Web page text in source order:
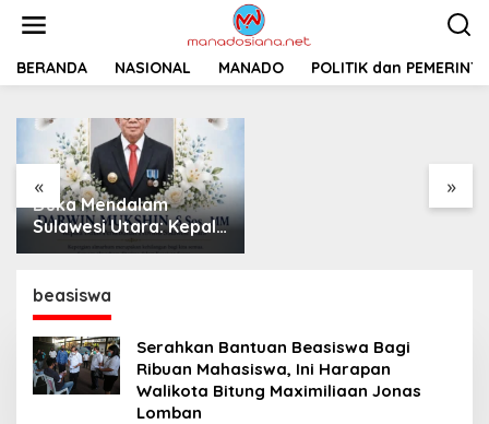
t
BERANDA NASIONAL MANADO POLITIK dan
« »
Duka Mendalam
Sulawesi Utara: Kepala
Dinas Perkebunan
Meninggal Dunia
Pemprov Sulut
Siapkan 2 Opsi
beasiswa
Serahkan Bantuan Beasiswa Bagi
Ribuan Mahasiswa, Ini Harapan
Walikota Bitung Maximiliaan Jonas
Lomban